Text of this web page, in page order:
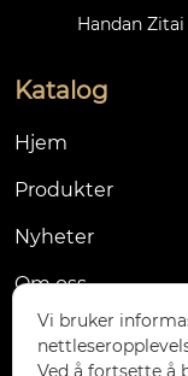
Handan
Katalog
Hjem
Produkter
Nyheter
Om oss
Kontakt oss
Vi bruker
Ved å fortsette å